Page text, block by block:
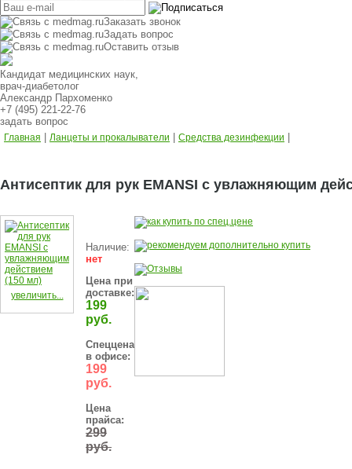
Заказать звонок
Задать вопрос
Оставить отзыв
Кандидат медицинских наук,
врач-диабетолог
Александр Пархоменко
+7 (495) 221-22-76
задать вопрос
Главная Ланцеты и прокалыватели Средства дезинфекции
Антисептик для рук EMANSI с увлажняющим
увеличить...
Наличие:
нет
Цена при
доставке:
199
руб.
Спеццена
в офисе:
199
руб.
Цена
прайса:
299
руб.